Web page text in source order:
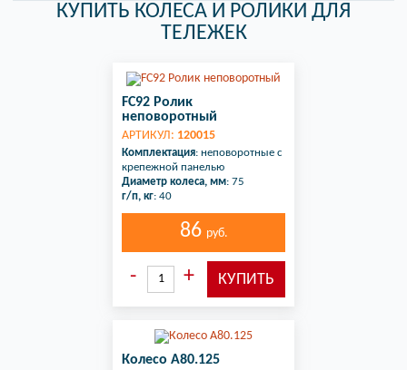
КУПИТЬ КОЛЕСА И РОЛИКИ ДЛЯ
ТЕЛЕЖЕК
FC92 Ролик
неповоротный
АРТИКУЛ: 120015
Комплектация: неповоротные с
крепежной панелью
Диаметр колеса, мм: 75
г/п, кг: 40
86 руб.
Колесо A80.125